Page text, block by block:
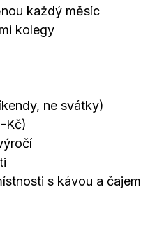
každý měsíc
kolegy
ne svátky)
Kč)
s kávou a čajem